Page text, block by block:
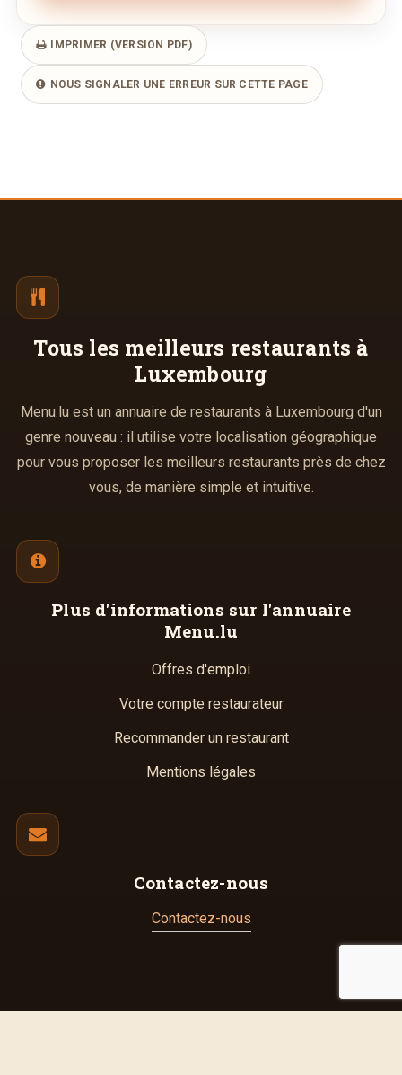
IMPRIMER (VERSION PDF)
NOUS SIGNALER UNE ERREUR SUR CETTE PAGE
Tous les meilleurs restaurants à
Luxembourg
Menu.lu est un annuaire de restaurants à Luxembourg d'un
genre nouveau : il utilise votre localisation géographique
pour vous proposer les meilleurs restaurants près de chez
vous, de manière simple et intuitive.
Plus d'informations sur l'annuaire
Menu.lu
Offres d'emploi
Votre compte restaurateur
Recommander un restaurant
Mentions légales
Contactez-nous
Contactez-nous